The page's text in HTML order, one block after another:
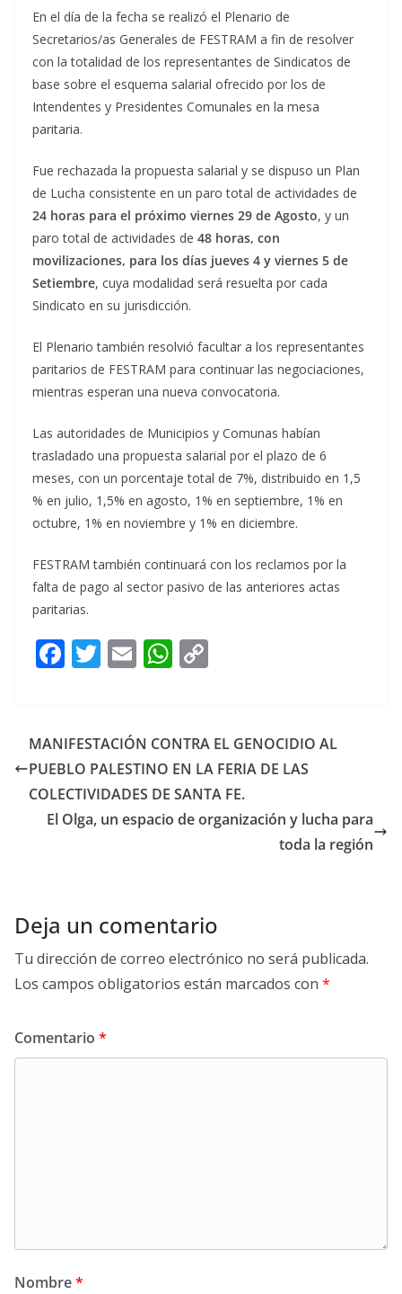
En el día de la fecha se realizó el Plenario de
Secretarios/as Generales de FESTRAM a fin de resolver
con la totalidad de los representantes de Sindicatos de
base sobre el esquema salarial ofrecido por los de
Intendentes y Presidentes Comunales en la mesa
paritaria.
Fue rechazada la propuesta salarial y se dispuso un Plan
de Lucha consistente en un paro total de actividades de
24 horas para el próximo viernes 29 de Agosto, y un
paro total de actividades de 48 horas, con
movilizaciones, para los días jueves 4 y viernes 5 de
Setiembre, cuya modalidad será resuelta por cada
Sindicato en su jurisdicción.
El Plenario también resolvió facultar a los representantes
paritarios de FESTRAM para continuar las negociaciones,
mientras esperan una nueva convocatoria.
Las autoridades de Municipios y Comunas habían
trasladado una propuesta salarial por el plazo de 6
meses, con un porcentaje total de 7%, distribuido en 1,5
% en julio, 1,5% en agosto, 1% en septiembre, 1% en
octubre, 1% en noviembre y 1% en diciembre.
FESTRAM también continuará con los reclamos por la
falta de pago al sector pasivo de las anteriores actas
paritarias.
F
b
o
o
k
T
er
E
l
W
s
A
p
p
y
Li
n
k
MANIFESTACIÓN CONTRA EL GENOCIDIO AL
PUEBLO PALESTINO EN LA FERIA DE LAS
COLECTIVIDADES DE SANTA FE.
El Olga, un espacio de organización y lucha para
toda la región
Deja un comentario
Tu dirección de correo electrónico no será publicada.
Los campos obligatorios están marcados con *
Comentario *
Nombre*